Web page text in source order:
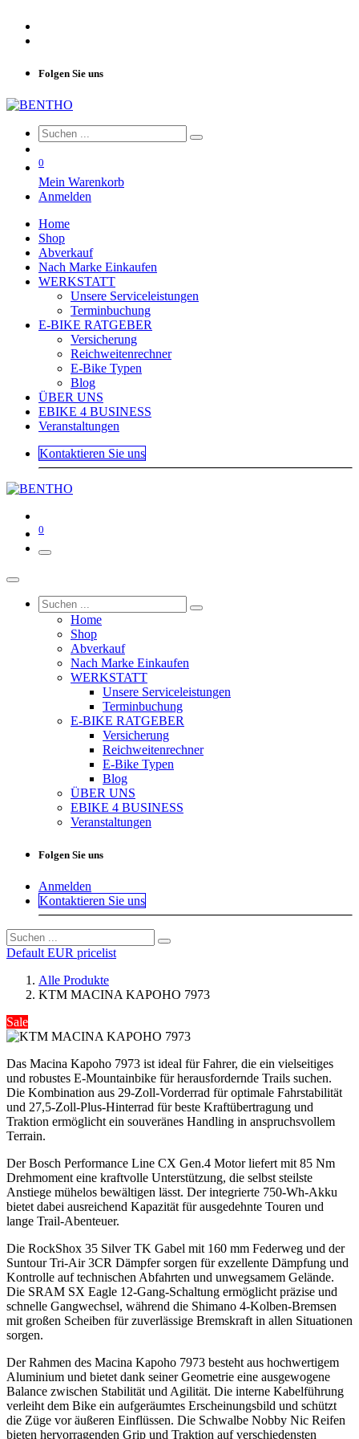
Folgen Sie uns
0
Mein Warenkorb
Anmelden
Home
Shop
Abverkauf
Nach Marke Einkaufen
WERKSTATT
Unsere Serviceleistungen
Terminbuchung
E-BIKE RATGEBER
Versicherung
Reichweitenrechner
E-Bike Typen
Blog
ÜBER UNS
EBIKE 4 BUSINESS
Veranstaltungen
Kontaktieren Sie uns
0
Home
Shop
Abverkauf
Nach Marke Einkaufen
WERKSTATT
Unsere Serviceleistungen
Terminbuchung
E-BIKE RATGEBER
Versicherung
Reichweitenrechner
E-Bike Typen
Blog
ÜBER UNS
EBIKE 4 BUSINESS
Veranstaltungen
Folgen Sie uns
Anmelden
Kontaktieren Sie uns
Default EUR pricelist
Alle Produkte
KTM MACINA KAPOHO 7973
Sale
Das Macina Kapoho 7973 ist ideal für Fahrer, die ein vielseitiges
und robustes E-Mountainbike für herausfordernde Trails suchen.
Die Kombination aus 29-Zoll-Vorderrad für optimale Fahrstabilität
und 27,5-Zoll-Plus-Hinterrad für beste Kraftübertragung und
Traktion ermöglicht ein souveränes Handling in anspruchsvollem
Terrain.
Der Bosch Performance Line CX Gen.4 Motor liefert mit 85 Nm
Drehmoment eine kraftvolle Unterstützung, die selbst steilste
Anstiege mühelos bewältigen lässt. Der integrierte 750-Wh-Akku
bietet dabei ausreichend Kapazität für ausgedehnte Touren und
lange Trail-Abenteuer.
Die RockShox 35 Silver TK Gabel mit 160 mm Federweg und der
Suntour Tri-Air 3CR Dämpfer sorgen für exzellente Dämpfung und
Kontrolle auf technischen Abfahrten und unwegsamem Gelände.
Die SRAM SX Eagle 12-Gang-Schaltung ermöglicht präzise und
schnelle Gangwechsel, während die Shimano 4-Kolben-Bremsen
mit großen Scheiben für zuverlässige Bremskraft in allen Situationen
sorgen.
Der Rahmen des Macina Kapoho 7973 besteht aus hochwertigem
Aluminium und bietet dank seiner Geometrie eine ausgewogene
Balance zwischen Stabilität und Agilität. Die interne Kabelführung
verleiht dem Bike ein aufgeräumtes Erscheinungsbild und schützt
die Züge vor äußeren Einflüssen. Die Schwalbe Nobby Nic Reifen
bieten hervorragenden Grip und Traktion auf verschiedensten